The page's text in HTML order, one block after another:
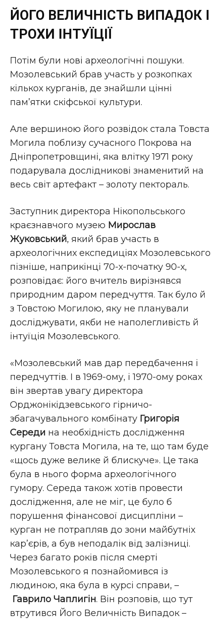
ЙОГО ВЕЛИЧНІСТЬ ВИПАДОК І
ТРОХИ ІНТУЇЦІЇ
Потім були нові археологічні пошуки.
Мозолевський брав участь у розкопках
кількох курганів, де знайшли цінні
пам’ятки скіфської культури.
Але вершиною його розвідок стала Товста
Могила поблизу сучасного Покрова на
Дніпропетровщині, яка влітку 1971 року
подарувала дослідникові знаменитий на
весь світ артефакт – золоту пектораль.
Заступник директора Нікопольського
краєзнавчого музею Мирослав
Жуковський, який брав участь в
археологічних експедиціях Мозолевського
пізніше, наприкінці 70-х-початку 90-х,
розповідає: його вчитель вирізнявся
природним даром передчуття. Так було й
з Товстою Могилою, яку не планували
досліджувати, якби не наполегливість й
інтуїція Мозолевського.
«Мозолевський мав дар передбачення і
передчуттів. І в 1969-ому, і 1970-ому роках
він звертав увагу директора
Орджонікідзевського гірничо-
збагачувального комбінату Григорія
Середи на необхідність дослідження
кургану Товста Могила, на те, що там буде
«щось дуже велике й блискуче». Це така
була в нього форма археологічного
гумору. Середа також хотів провести
дослідження, але не міг, це було б
порушення фінансової дисципліни –
курган не потрапляв до зони майбутніх
кар’єрів, а був неподалік від залізниці.
Через багато років після смерті
Мозолевського я познайомився із
людиною, яка була в курсі справи, –
Гаврило Чаплигін. Він розповів, що тут
втрутився Його Величність Випадок –